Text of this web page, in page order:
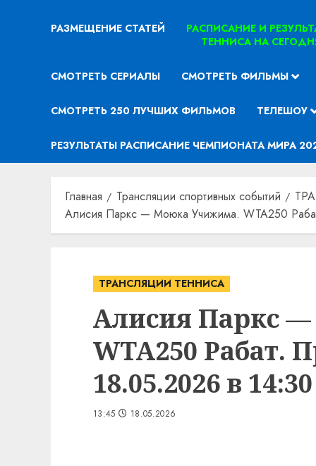
РАЗМЕЩЕНИЕ СТАТЕЙ
РАСПИСАНИЕ И
ТЕННИСА НА
СМОТРЕТЬ СЕРИАЛЫ СМОТРЕТЬ ФИЛЬМЫ
СМОТРЕТЬ 250 ЛУЧШИХ ФИЛЬМОВ ТЕЛЕШОУ
РЕЗУЛЬТАТЫ РАСПИСАНИЕ ЧЕМПИОНАТА МИРА
Главная Трансляции спортивных событий
Алисия Паркс — Моюка Учижима. WTA250
ТРАНСЛЯЦИИ ТЕННИСА
Алисия Паркс
WTA250 Рабат.
18.05.2026 в 14:30
13:45 18.05.2026